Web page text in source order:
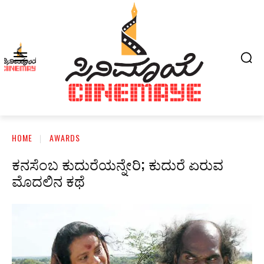
HOME AWARDS
ಕನಸೆಂಬ ಕುದುರೆಯನ್ನೇರಿ; ಕುದುರೆ ಏರುವ
ಮೊದಲಿನ ಕಥೆ